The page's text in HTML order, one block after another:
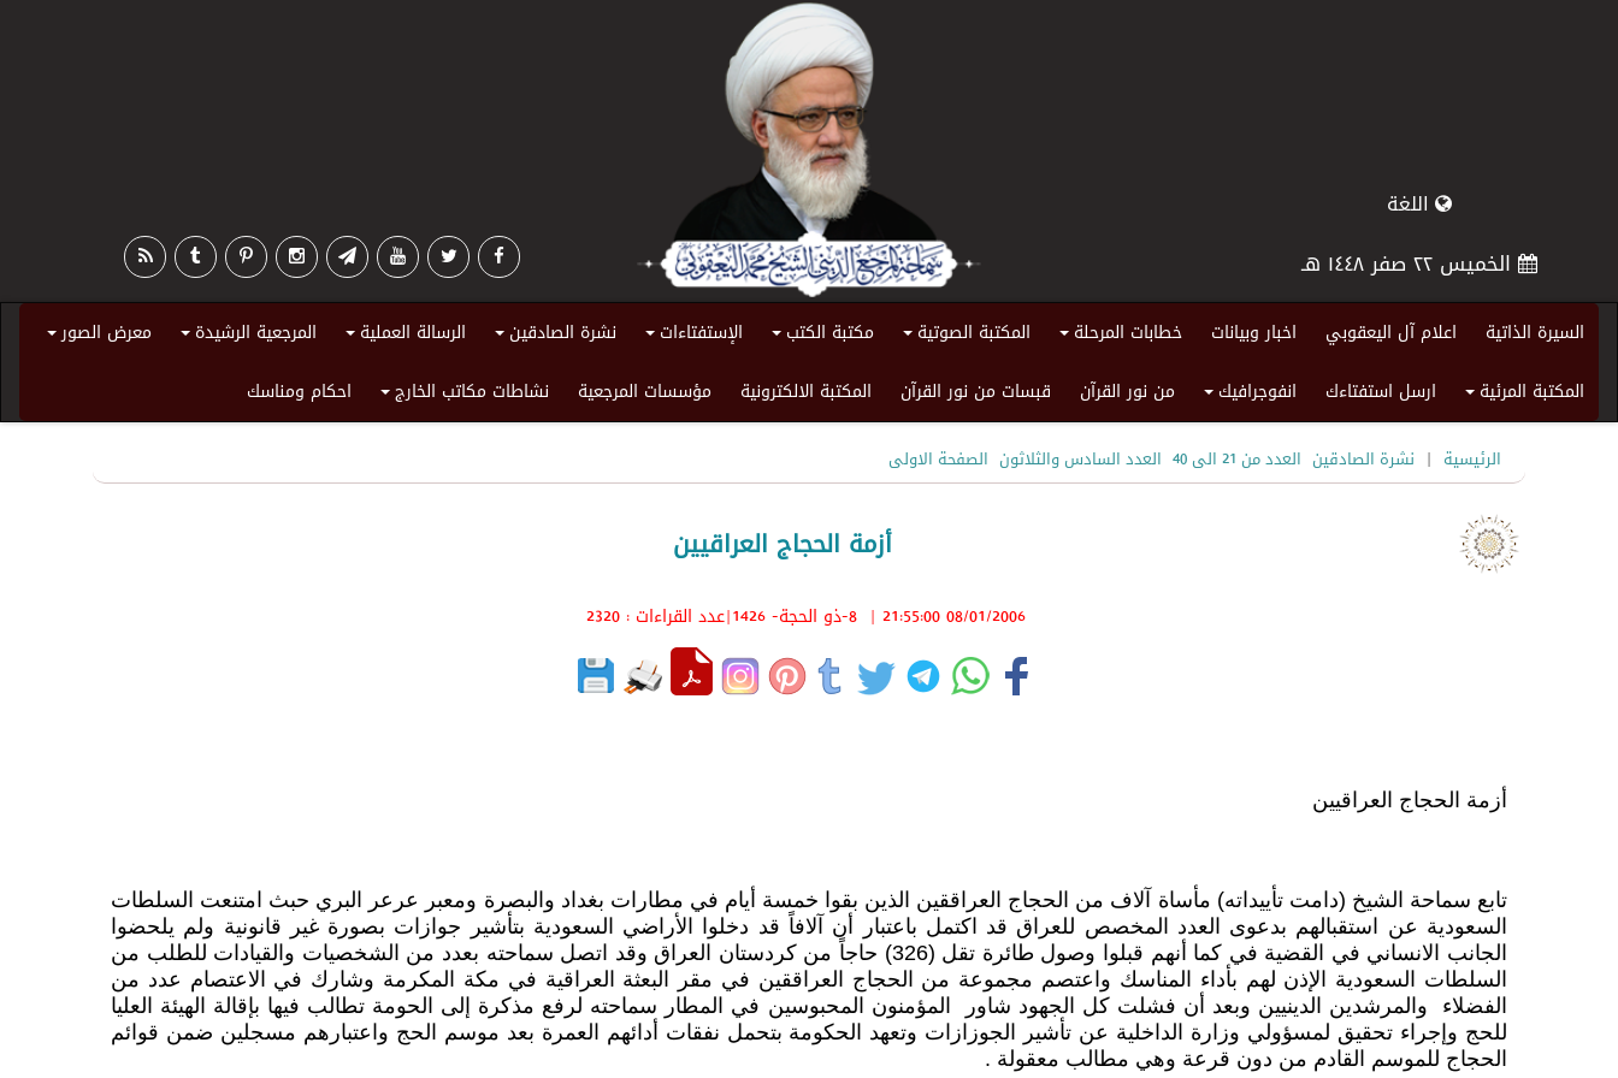
اللغة
الخميس ٢٢ صفر ١٤٤٨ هـ
السيرة الذاتية اعلام آل اليعقوبي اخبار وبيانات خطابات المرحلة المكتبة الصوتية مكتبة الكتب الإستفتاءات نشرة الصادقين الرسالة العملية المرجعية الرشيدة معرض الصور
المكتبة المرئية ارسل استفتاءك انفوجرافيك من نور القرآن قبسات من نور القرآن المكتبة الالكترونية مؤسسات المرجعية نشاطات مكاتب الخارج احكام ومناسك
الرئيسية | نشرة الصادقين العدد من 21 الى 40 العدد السادس والثلاثون الصفحة الاولى
أزمة الحجاج العراقيين
08/01/2006 21:55:00
| 8-ذو الحجة- 1426 |عدد القراءات : 2320
أزمة الحجاج العراقيين
تابع سماحة الشيخ (دامت تأييداته) مأساة آلاف من الحجاج العراققين الذين بقوا خمسة أيام في مطارات بغداد والبصرة ومعبر عرعر البري حبث امتنعت السلطات
السعودية عن استقبالهم بدعوى العدد المخصص للعراق قد اكتمل باعتبار أن آلافاً قد دخلوا الأراضي السعودية بتأشير جوازات بصورة غير قانونية ولم يلحضوا
الجانب الانساني في القضية في كما أنهم قبلوا وصول طائرة تقل (326) حاجاً من كردستان العراق وقد اتصل سماحته بعدد
من الشخصيات والقيادات للطلب من
السلطات السعودية الإذن لهم بأداء المناسك واعتصم مجموعة من الحجاج العراققين في مقر البعثة العراقية في مكة المكرمة وشارك في الاعتصام عدد من
الفضلاء
والمرشدين الدينيين وبعد أن فشلت كل الجهود شاور
المؤمنون المحبوسين في المطار سماحته لرفع مذكرة إلى الحومة تطالب فيها بإقالة الهيئة العليا
للحج وإجراء تحقيق لمسؤولي وزارة الداخلية عن تأشير الجوزازات وتعهد الحكومة بتحمل نفقات أدائهم العمرة بعد موسم الحج واعتبارهم مسجلين ضمن قوائم
الحجاج للموسم القادم من دون قرعة وهي مطالب معقولة .